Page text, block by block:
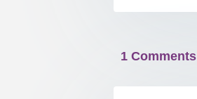
1 Comments